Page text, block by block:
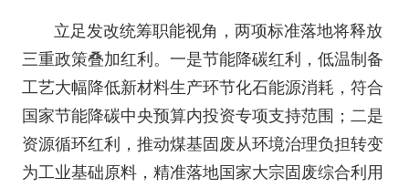
立足发改统筹职能视角，两项标准落地将释放
三重政策叠加红利。一是节能降碳红利，低温制备
工艺大幅降低新材料生产环节化石能源消耗，符合
国家节能降碳中央预算内投资专项支持范围；二是
资源循环红利，推动煤基固废从环境治理负担转变
为工业基础原料，精准落地国家大宗固废综合利用